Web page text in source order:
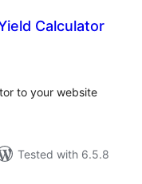
Calculator
to your website
Tested with 6.5.8